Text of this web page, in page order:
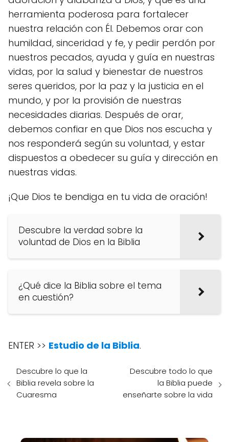
herramienta poderosa para fortalecer
nuestra relación con Él. Debemos orar con
humildad, sinceridad y fe, y pedir perdón por
nuestros pecados, ayuda y guía en nuestras
vidas, por la salud y bienestar de nuestros
seres queridos, por la paz y la justicia en el
mundo, y por la provisión de nuestras
necesidades diarias. Después de orar,
debemos confiar en que Dios nos escucha y
nos responderá según su voluntad, y estar
dispuestos a obedecer su guía y dirección en
nuestras vidas.
¡Que Dios te bendiga en tu vida de oración!
Descubre la verdad sobre la
voluntad de Dios en la Biblia
¿Qué dice la Biblia sobre el tema
en cuestión?
ENTER >> Estudio de la Biblia.
Descubre lo que la
Biblia revela sobre la
Cuaresma
Descubre todo lo que
la Biblia puede
enseñarte sobre la vida